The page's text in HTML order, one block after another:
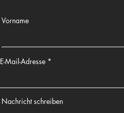
Vorname
E-Mail-Adresse
Nachricht schreiben